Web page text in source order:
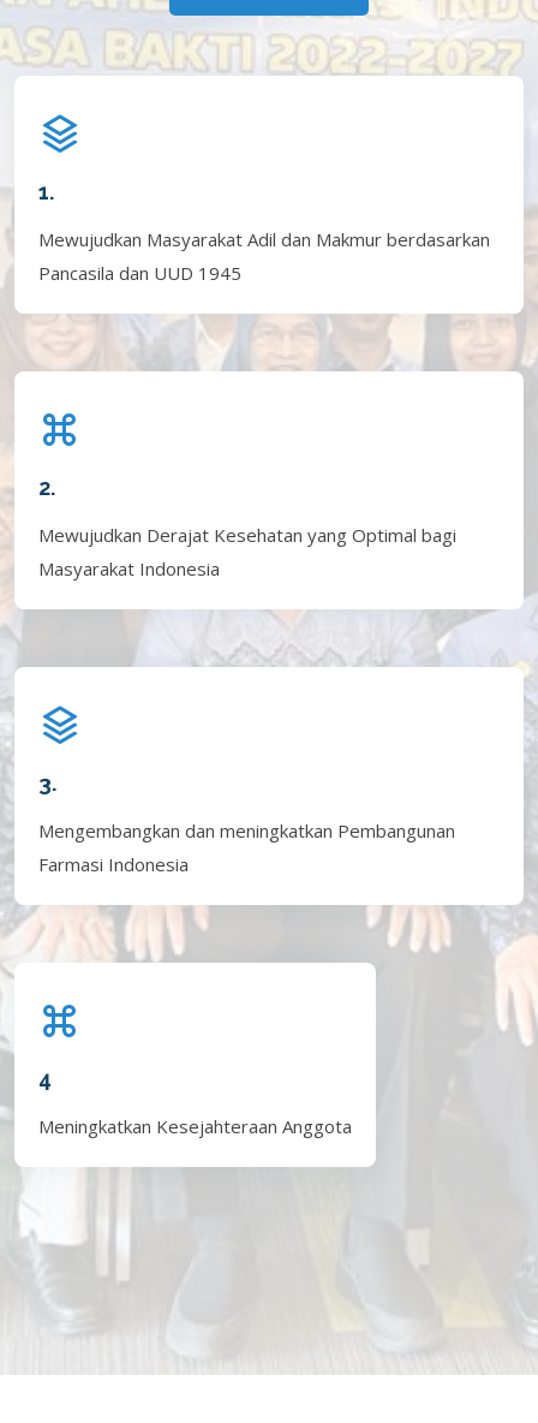
1.
Mewujudkan Masyarakat Adil dan Makmur berdasarkan
Pancasila dan UUD 1945
2.
Mewujudkan Derajat Kesehatan yang Optimal bagi
Masyarakat Indonesia
3.
Mengembangkan dan meningkatkan Pembangunan
Farmasi Indonesia
4
Meningkatkan Kesejahteraan Anggota